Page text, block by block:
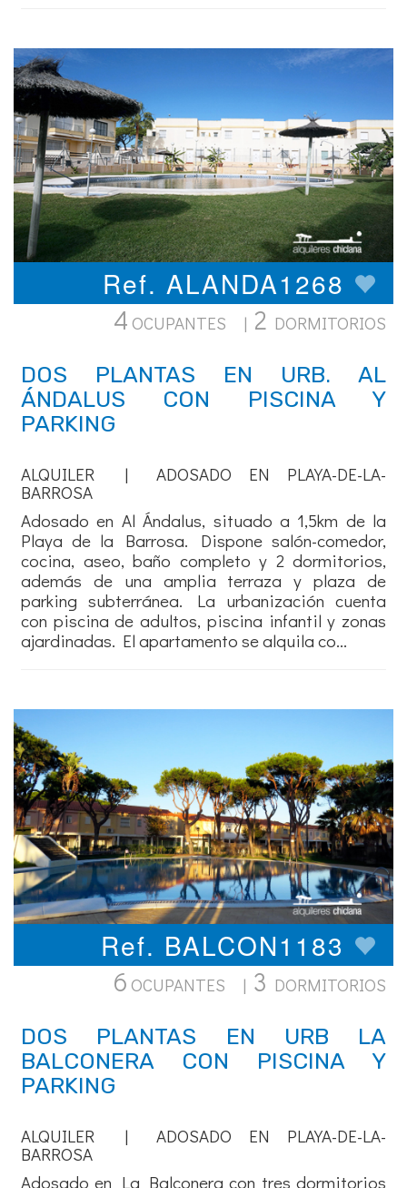
Ref. ALANDA1268
4 OCUPANTES | 2 DORMITORIOS
DOS PLANTAS EN URB. AL
ÁNDALUS CON PISCINA Y
PARKING
ALQUILER | ADOSADO EN PLAYA-DE-LA-
BARROSA
Adosado en Al Ándalus, situado a 1,5km de la
Playa de la Barrosa. Dispone salón-comedor,
cocina, aseo, baño completo y 2 dormitorios,
además de una amplia terraza y plaza de
parking subterránea. La urbanización cuenta
con piscina de adultos, piscina infantil y zonas
ajardinadas. El apartamento se alquila co...
Ref. BALCON1183
6 OCUPANTES | 3 DORMITORIOS
DOS PLANTAS EN URB LA
BALCONERA CON PISCINA Y
PARKING
ALQUILER | ADOSADO EN PLAYA-DE-LA-
BARROSA
Adosado en La Balconera con tres dormitorios